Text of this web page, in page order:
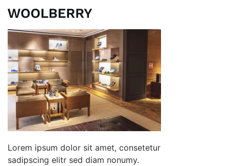
Lorem ipsum dolor sit amet, consetetur
sadipscing elitr sed diam nonumy.